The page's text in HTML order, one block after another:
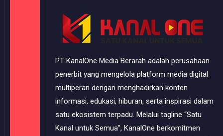
PT KanalOne Media Berarah adalah perusahaan
penerbit yang mengelola platform media digital
multiperan dengan menghadirkan konten
informasi, edukasi, hiburan, serta inspirasi dalam
satu ekosistem terpadu. Melalui tagline “Satu
Kanal untuk Semua”, KanalOne berkomitmen